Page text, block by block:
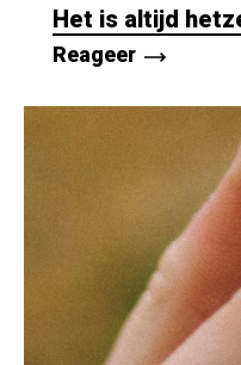
Het is altijd
Reageer